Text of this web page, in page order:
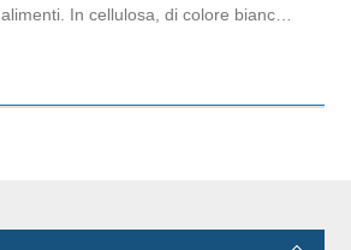
alimenti. In cellulosa, di colore bianco